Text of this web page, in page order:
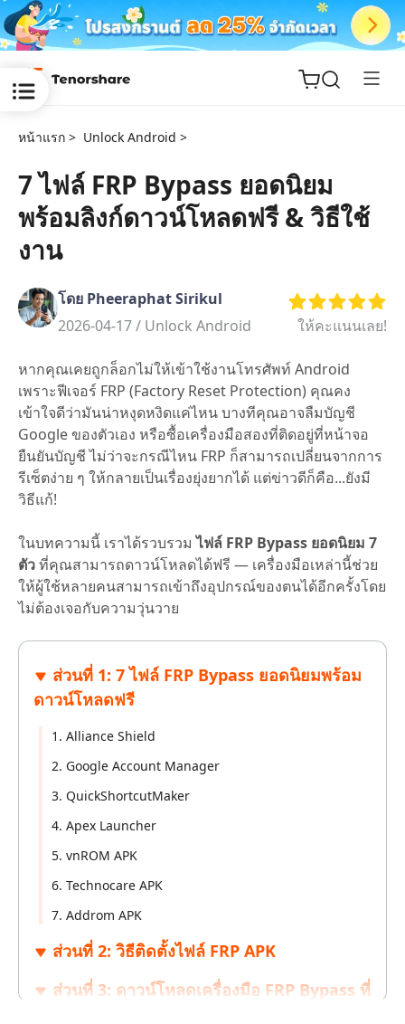
ReiBoot
for iOS
Tenorshare
PDNob
New
หน้าแรก > Unlock Android >
7 ไฟล์ FRP Bypass ยอดนิยม
พร้อมลิงก์ดาวน์โหลดฟรี & วิธีใช้
งาน
โดย Pheeraphat Sirikul
2026-04-17 / Unlock Android ให้คะแนนเลย!
หากคุณเคยถูกล็อกไม่ให้เข้าใช้งานโทรศัพท์ Android
เพราะฟีเจอร์ FRP (Factory Reset Protection) คุณคง
เข้าใจดีว่ามันน่าหงุดหงิดแค่ไหน บางทีคุณอาจลืมบัญชี
Google ของตัวเอง หรือซื้อเครื่องมือสองที่ติดอยู่ที่หน้าจอ
ยืนยันบัญชี ไม่ว่าจะกรณีไหน FRP ก็สามารถเปลี่ยนจากการ
รีเซ็ตง่าย ๆ ให้กลายเป็นเรื่องยุ่งยากได้ แต่ข่าวดีก็คือ...ยังมี
วิธีแก้!
ในบทความนี้ เราได้รวบรวมไฟล์ FRP Bypass ยอดนิยม 7
ตัวที่คุณสามารถดาวน์โหลดได้ฟรี — เครื่องมือเหล่านี้ช่วย
ให้ผู้ใช้หลายคนสามารถเข้าถึงอุปกรณ์ของตนได้อีกครั้งโดย
ไม่ต้องเจอกับความวุ่นวาย
ส่วนที่ 1: 7 ไฟล์ FRP Bypass ยอดนิยมพร้อม
ดาวน์โหลดฟรี
1. Alliance Shield
2. Google Account Manager
3. QuickShortcutMaker
4. Apex Launcher
5. vnROM APK
6. Technocare APK
7. Addrom APK
ส่วนที่ 2: วิธีติดตั้งไฟล์ FRP APK
ส่วนที่ 3: ดาวน์โหลดเครื่องมือ FRP Bypass ที่